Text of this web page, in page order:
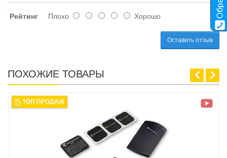
Рейтинг Плохо Хорошо
Оставить отзыв
ПОХОЖИЕ ТОВАРЫ
ТОП ПРОДАЖ